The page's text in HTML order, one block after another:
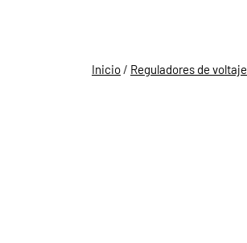
Inicio / Reguladores de voltaje